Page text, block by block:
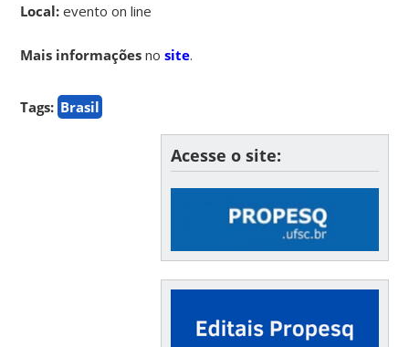
Local:evento on line
Mais informações nosite.
Tags: Brasil
Acesse o site: